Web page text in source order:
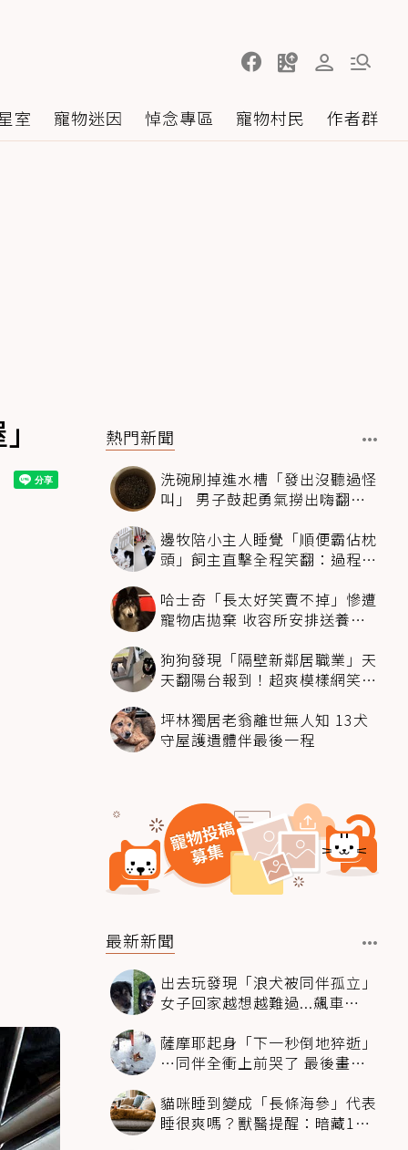
室 寵物迷因 悼念專區 寵物村民 作者群
熱門新聞
洗碗刷掉進水槽「發出沒聽過怪
叫」 男子鼓起勇氣撈出嗨翻：
邊牧陪小主人睡覺「順便霸佔枕
頭」飼主直擊全程笑翻：過程絲
哈士奇「長太好笑賣不掉」慘遭
寵物店拋棄 收容所安排送養活
狗狗發現「隔壁新鄰居職業」天
天翻陽台報到！超爽模樣網笑
坪林獨居老翁離世無人知 13犬
守屋護遺體伴最後一程
最新新聞
出去玩發現「浪犬被同伴孤立」
女子回家越想越難過...飆車
薩摩耶起身「下一秒倒地猝逝」
…同伴全衝上前哭了 最後畫面
貓咪睡到變成「長條海參」代表
睡很爽嗎？獸醫提醒：暗藏1種